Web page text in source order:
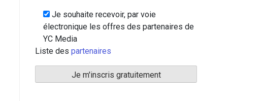
Je souhaite recevoir, par voie
électronique les offres des partenaires de
YC Media
Liste des partenaires